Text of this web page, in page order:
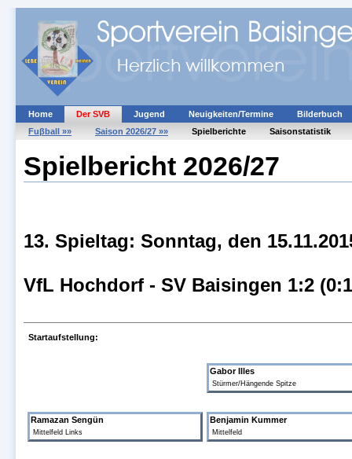
Home Der SVB Jugend Neuigkeiten/Termine
Bilderbuch
Fuβball »»
Saison 2026/27 »» Spielberichte Saisonstatistik
Spielbericht 2026/27
13. Spieltag: Sonntag, den
VfL Hochdorf - SV Baisingen 1:2
Startaufstellung:
Gabor Illes
Stürmer/Hängende Spitze
Ramazan Sengün
Mittelfeld Links
Benjamin Kummer
Mittelfeld